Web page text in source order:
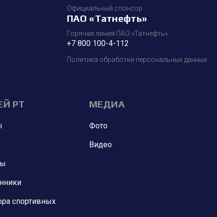
Официальный спонсор
ПАО «Татнефть»
Горячая линия ПАО «Татнефть»
+7 800 100-4-112
Политика обработки персональных данных
РТ
спортивных
МЕДИА
Фото
Видео